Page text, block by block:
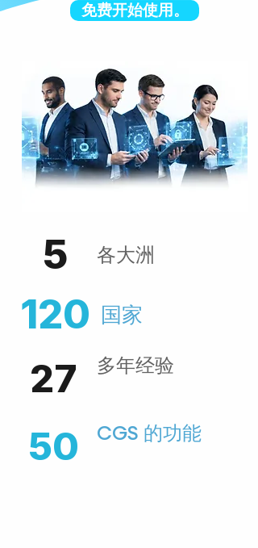
免费开始使用。
5 各大洲
120 国家
27 多年经验
50 CGS 的功能